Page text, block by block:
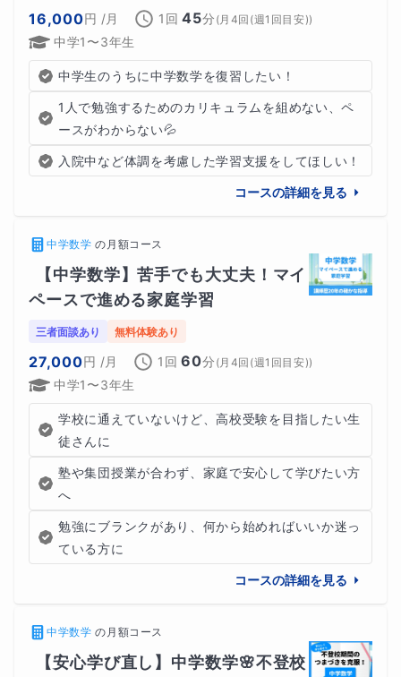
16,000円 /月 1回 45分 (月4回(週1回目安))
中学1〜3年生
中学生のうちに中学数学を復習したい！
1人で勉強するためのカリキュラムを組めない、ペ
ースがわからない💦
入院中など体調を考慮した学習支援をしてほしい！
コースの詳細を見る
中学数学 の 月額コース
【中学数学】苦手でも大丈夫！マイ
ペースで進める家庭学習
三者面談あり 無料体験あり
27,000円 /月 1回 60分 (月4回(週1回目安))
中学1〜3年生
学校に通えていないけど、高校受験を目指したい生
徒さんに
塾や集団授業が合わず、家庭で安心して学びたい方
へ
勉強にブランクがあり、何から始めればいいか迷っ
ている方に
コースの詳細を見る
中学数学 の 月額コース
【安心学び直し】中学数学🌸不登校